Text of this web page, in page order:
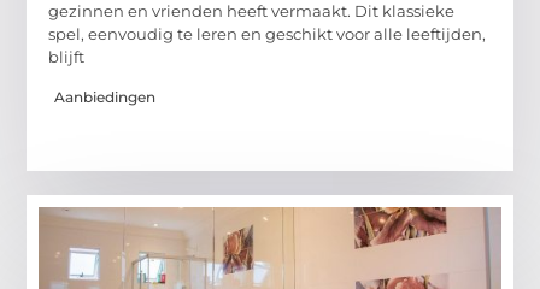
gezinnen en vrienden heeft vermaakt. Dit klassieke
spel, eenvoudig te leren en geschikt voor alle leeftijden,
blijft
Aanbiedingen